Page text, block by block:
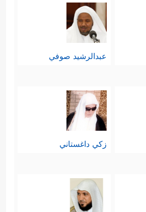
عبدالرشيد صوفي
زكي داغستاني